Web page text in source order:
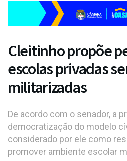
Cleitinho propõe
escolas privadas
militarizadas
De acordo com o senador, a
democratização do modelo
considerado por ele como
promover ambiente escolar